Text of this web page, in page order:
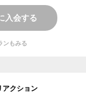
入会する
ンもみる
アクション